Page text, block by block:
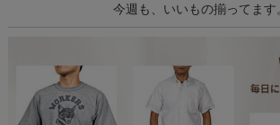
今週も、いいもの揃ってます